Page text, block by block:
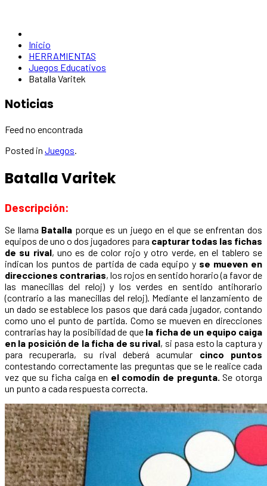
Inicio
HERRAMIENTAS
Juegos Educativos
Batalla Varitek
Noticias
Feed no encontrada
Posted in Juegos.
Batalla Varitek
Descripción:
Se llama Batalla porque es un juego en el que se enfrentan dos
equipos de uno o dos jugadores para capturar todas las fichas
de su rival, uno es de color rojo y otro verde, en el tablero se
indican los puntos de partida de cada equipo y se mueven en
direcciones contrarias, los rojos en sentido horario (a favor de
las manecillas del reloj) y los verdes en sentido antihorario
(contrario a las manecillas del reloj). Mediante el lanzamiento de
un dado se establece los pasos que dará cada jugador, contando
como uno el punto de partida. Como se mueven en direcciones
contrarias hay la posibilidad de que la ficha de un equipo caiga
en la posición de la ficha de su rival, si pasa esto la captura y
para recuperarla, su rival deberá acumular cinco puntos
contestando correctamente las preguntas que se le realice cada
vez que su ficha caiga en el comodín de pregunta. Se otorga
un punto a cada respuesta correcta.